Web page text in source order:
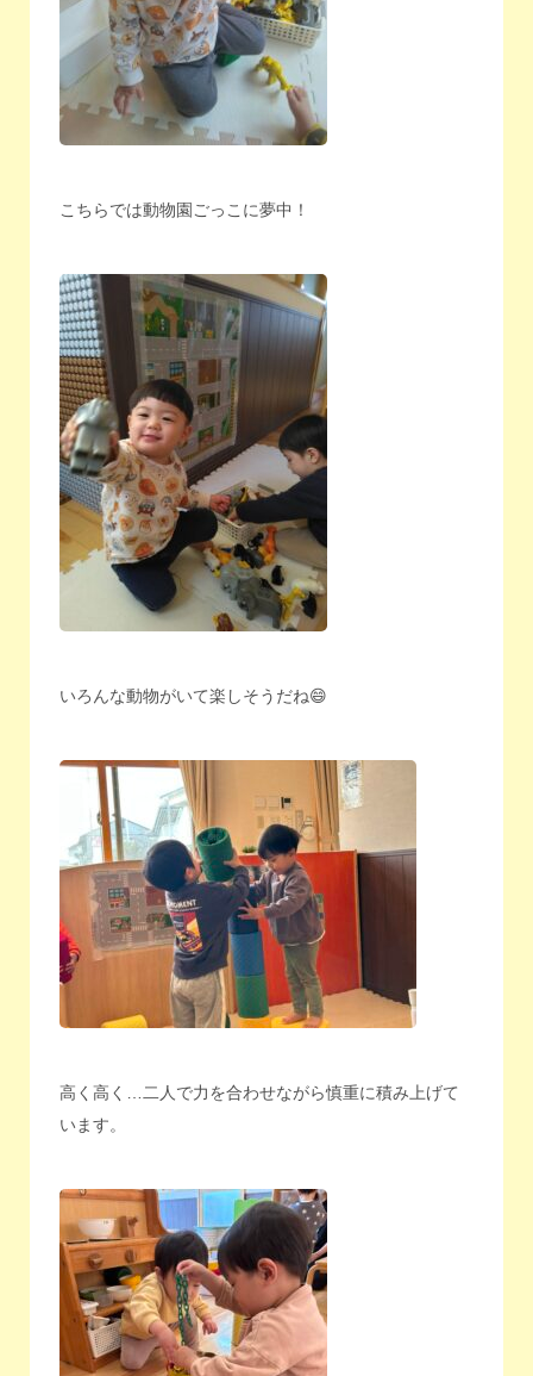
こちらでは動物園ごっこに夢中！
いろんな動物がいて楽しそうだね😄
高く高く…二人で力を合わせながら慎重に積み上げて
います。